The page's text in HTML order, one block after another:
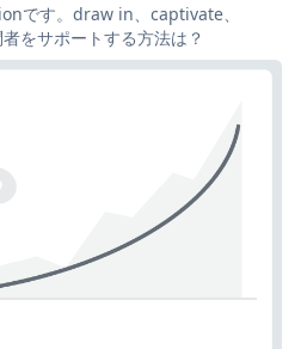
です。draw in、captivate、
をサポートする方法は？